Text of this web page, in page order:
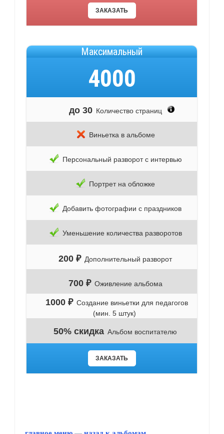
ЗАКАЗАТЬ
Максимальный
4000
до 30 Количество страниц
Виньетка в альбоме
Персональный разворот с интервью
Портрет на обложке
Добавить фотографии с праздников
Уменьшение количества разворотов
200 ₽ Дополнительный разворот
700 ₽ Оживление альбома
1000 ₽ Создание виньетки для педагогов
(мин. 5 штук)
50% скидка Альбом воспитателю
ЗАКАЗАТЬ